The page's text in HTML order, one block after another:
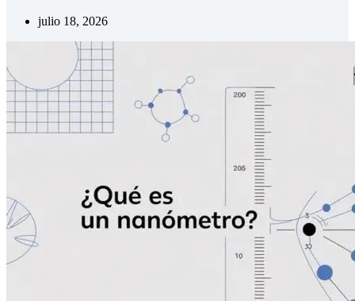
julio 18, 2026